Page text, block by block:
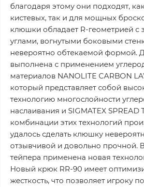
благодаря этому они подходят,
кистевых, так и для мощных
клюшки обладает R-геометрией с
углами, вогнутыми боковыми
невероятно обтекаемой формой.
выполнена с применением
материалов NANOLITE CARBON
который представляет собой
технологию многослойности
наслаивания и SIGMATEX SPREAD
комбинации этих технологий
удалось сделать клюшку
отзывчивой и довольно прочной.
тейпера применена новая
Новый крюк RR-90 имеет
жесткость, что позволяет игроку